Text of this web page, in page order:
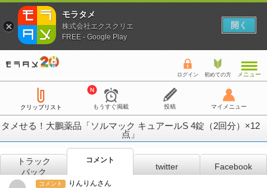
ログイン 初めての方 メニュー
クリップリスト もうすぐ掲載 投稿 マイメニュー
タメせる！大鵬薬品「ソルマック キュアールS 4錠（2回分）×12
点」
トラック
バック
コメント
twitter Facebook
コメント
りんりんさん
モラタメ
株式会社エクスクリエ
FREE - Google Play
開く